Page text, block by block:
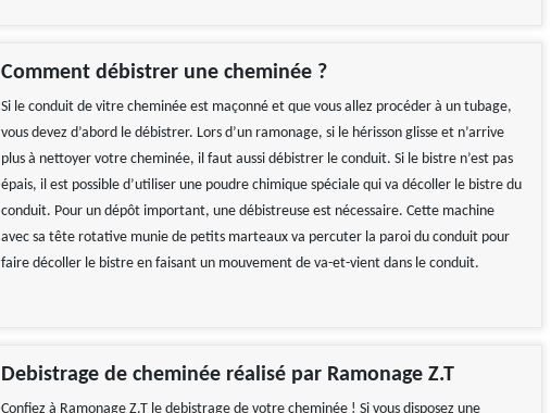
Comment débistrer une cheminée ?
Si le conduit de vitre cheminée est maçonné et que vous allez procéder à un tubage,
vous devez d’abord le débistrer. Lors d’un ramonage, si le hérisson glisse et n’arrive
plus à nettoyer votre cheminée, il faut aussi débistrer le conduit. Si le bistre n’est pas
épais, il est possible d’utiliser une poudre chimique spéciale qui va décoller le bistre du
conduit. Pour un dépôt important, une débistreuse est nécessaire. Cette machine
avec sa tête rotative munie de petits marteaux va percuter la paroi du conduit pour
faire décoller le bistre en faisant un mouvement de va-et-vient dans le conduit.
Debistrage de cheminée réalisé par Ramonage Z.T
Confiez à Ramonage Z.T le debistrage de votre cheminée ! Si vous disposez une